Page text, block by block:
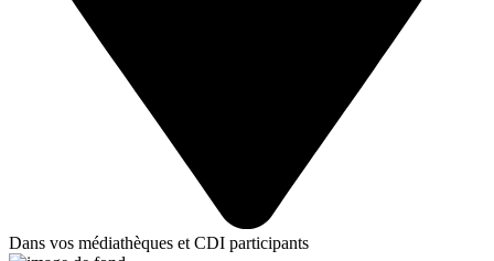
Dans vos médiathèques et CDI participants